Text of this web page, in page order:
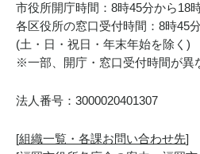
市役所開庁時間：8時45分から18
各区役所の窓口受付時間：8時45
(土・日・祝日・年末年始を除く)
※一部、開庁・窓口受付時間が異
法人番号：3000020401307
[組織一覧・各課お問い合わせ先]